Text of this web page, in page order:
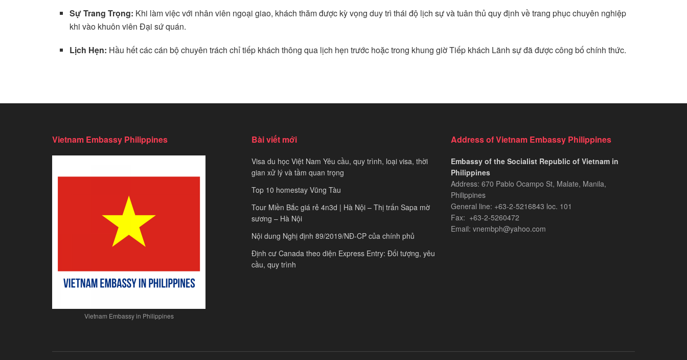
Sự Trang Trọng: Khi làm việc với nhân viên ngoại giao, khách thăm được kỳ vọng duy trì thái độ lịch sự và tuân thủ quy định về trang phục chuyên nghiệp
khi vào khuôn viên Đại sứ quán.
Lịch Hẹn: Hầu hết các cán bộ chuyên trách chỉ tiếp khách thông qua lịch hẹn trước hoặc trong khung giờ Tiếp khách Lãnh sự đã được công bố chính thức.
Vietnam Embassy Philippines
Vietnam Embassy in Philippines
Bài viết mới
Visa du học Việt Nam Yêu cầu, quy trình, loại visa, thời
gian xử lý và tầm quan trọng
Top 10 homestay Vũng Tàu
Tour Miền Bắc giá rẻ 4n3d | Hà Nội – Thị trấn Sapa mờ
sương – Hà Nội
Nội dung Nghị định 89/2019/NĐ-CP của chính phủ
Định cư Canada theo diện Express Entry: Đối tượng, yêu
cầu, quy trình
Address of Vietnam Embassy Philippines
Embassy of the Socialist Republic of Vietnam in
Philippines​
Address: 670 Pablo Ocampo St, Malate, Manila,
Philippines
General line: +63-2-5216843​​​ loc. 101
Fax: +63-2-5260472​
Email: vnembph@yahoo.com​